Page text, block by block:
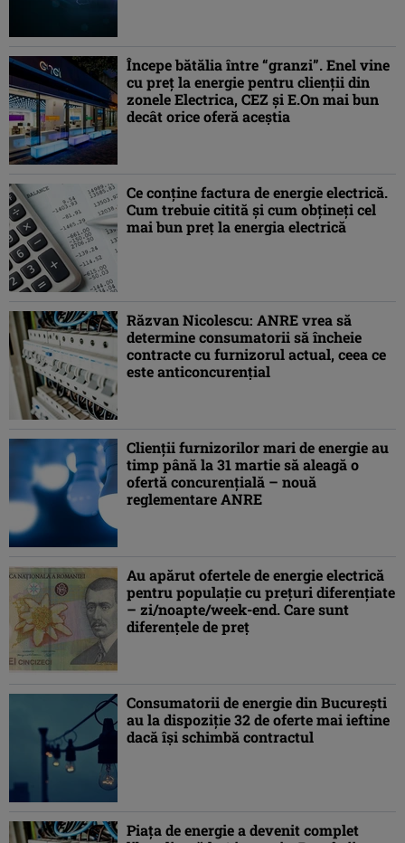
Începe bătălia între “granzi”. Enel vine
cu preț la energie pentru clienții din
zonele Electrica, CEZ și E.On mai bun
decât orice oferă aceștia
Ce conţine factura de energie electrică.
Cum trebuie citită şi cum obţineţi cel
mai bun preţ la energia electrică
Răzvan Nicolescu: ANRE vrea să
determine consumatorii să încheie
contracte cu furnizorul actual, ceea ce
este anticoncurenţial
Clienții furnizorilor mari de energie au
timp până la 31 martie să aleagă o
ofertă concurențială – nouă
reglementare ANRE
Au apărut ofertele de energie electrică
pentru populație cu prețuri diferențiate
– zi/noapte/week-end. Care sunt
diferențele de preț
Consumatorii de energie din Bucureşti
au la dispoziţie 32 de oferte mai ieftine
dacă îşi schimbă contractul
Piaţa de energie a devenit complet